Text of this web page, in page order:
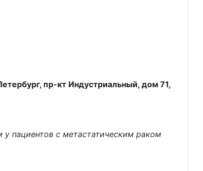
пр-кт Индустриальный, дом 71,
у пациентов с метастатическим раком